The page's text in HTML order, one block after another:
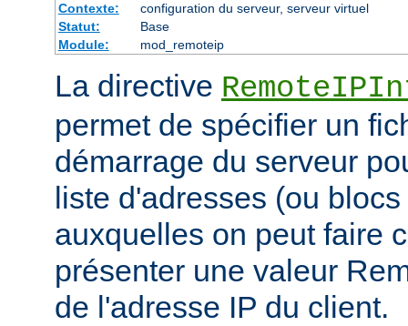
Contexte:
configuration du serveur, serveur virtuel
Statut:
Base
Module:
mod_remoteip
La directive
permet de spécifier un
démarrage du serveur
liste d'adresses (ou
auxquelles on peut faire
présenter une valeur
de l'adresse IP du client.